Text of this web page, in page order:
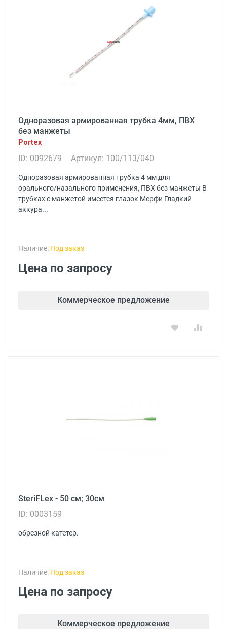
Одноразовая армированная трубка 4мм, ПВХ
без манжеты
Portex
ID: 0092679 Артикул: 100/113/040
Одноразовая армированная трубка 4 мм для
орального/назального применения, ПВХ без манжеты В
трубках с манжетой имеется глазок Мерфи Гладкий
аккура...
Наличие: Под заказ
Цена по запросу
Коммерческое предложение
SteriFLex - 50 см; 30см
ID: 0003159
обрезной катетер.
Наличие: Под заказ
Цена по запросу
Коммерческое предложение